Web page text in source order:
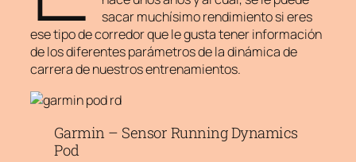
sacar muchísimo rendimiento si eres
ese tipo de corredor que le gusta tener información
de los diferentes parámetros de la dinámica de
carrera de nuestros entrenamientos.
Garmin – Sensor Running Dynamics
Pod